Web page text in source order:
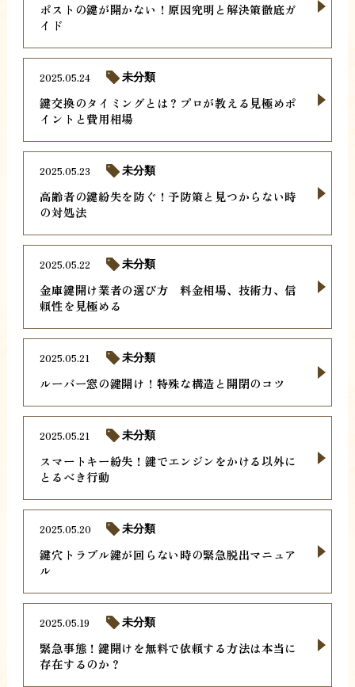
ポストの鍵が開かない！原因究明と解決策徹底ガ
イド
鍵交換のタイミングとは？プロが教える見極めポ
イントと費用相場
2025.05.24 未分類
高齢者の鍵紛失を防ぐ！予防策と見つからない時
の対処法
2025.05.23 未分類
金庫鍵開け業者の選び方 料金相場、技術力、信
頼性を見極める
2025.05.22 未分類
ルーバー窓の鍵開け！特殊な構造と開閉のコツ
2025.05.21 未分類
スマートキー紛失！鍵でエンジンをかける以外に
とるべき行動
2025.05.21 未分類
鍵穴トラブル鍵が回らない時の緊急脱出マニュア
ル
2025.05.20 未分類
緊急事態！鍵開けを無料で依頼する方法は本当に
存在するのか？
2025.05.19 未分類